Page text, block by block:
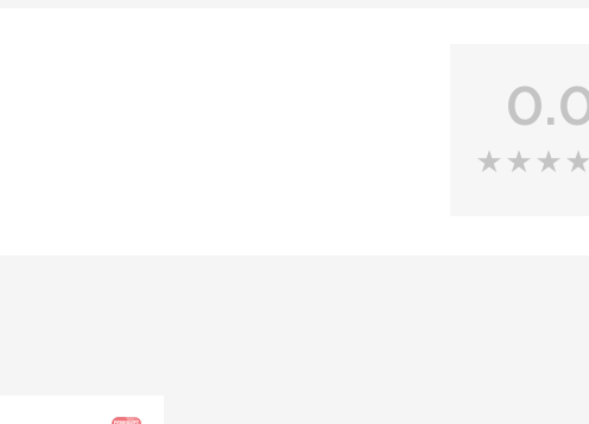
данный товар доступен для заказа в
BigGame по цене 67 590 руб. с
положите его в корзину или